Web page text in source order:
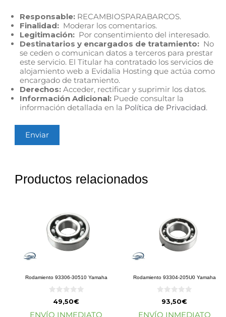
Responsable: RECAMBIOSPARABARCOS.
Finalidad: Moderar los comentarios.
Legitimación: Por consentimiento del interesado.
Destinatarios y encargados de tratamiento: No
se ceden o comunican datos a terceros para prestar
este servicio. El Titular ha contratado los servicios de
alojamiento web a Evidalia Hosting que actúa como
encargado de tratamiento.
Derechos: Acceder, rectificar y suprimir los datos.
Información Adicional: Puede consultar la
información detallada en la Política de Privacidad.
Productos relacionados
Rodamiento 93306-30510 Yamaha
e
49,50€
ENVÍO INMEDIATO
Rodamiento 93304-205U0 Yamaha
e
93,50€
ENVÍO INMEDIATO